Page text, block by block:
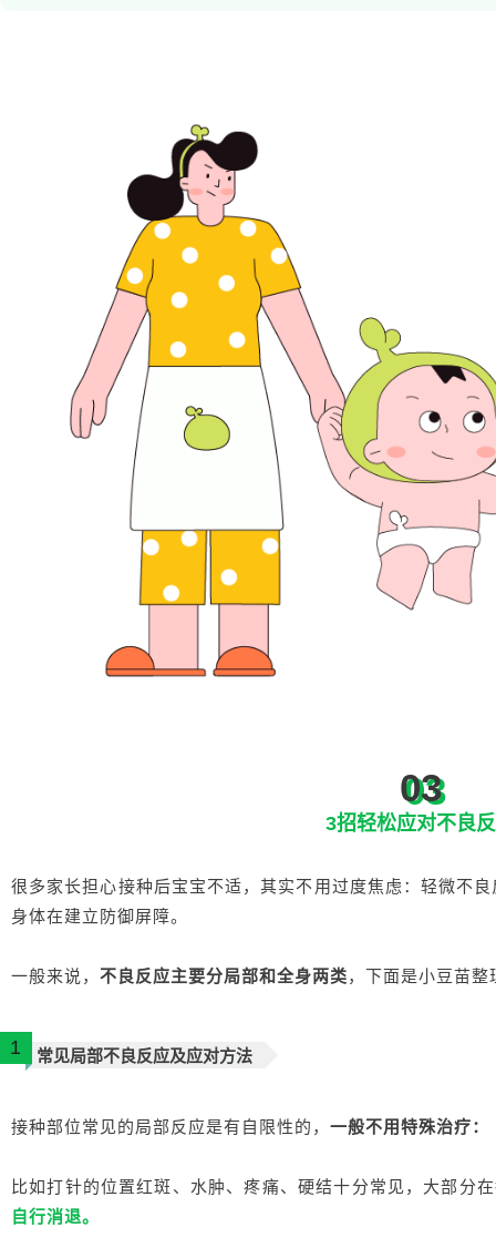
03
3招轻松应对不良
很多家长担心接种后宝宝不适，其实不用过度焦虑：轻微不
身体在建立防御屏障。
一般来说， 不良反应主要分局部和全身两类，下面是小豆苗
1 常见局部不良反应及应对方法
接种部位常见的局部反应是有自限性的， 一般不用特殊治疗：
比如打针的位置红斑、水肿、疼痛、硬结十分常见，大部分
自行消退。